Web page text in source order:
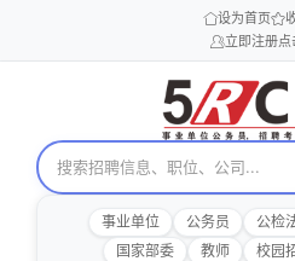
设为首页
立即注册点
事业单位 公务员 公检
国家部委
教师 校园